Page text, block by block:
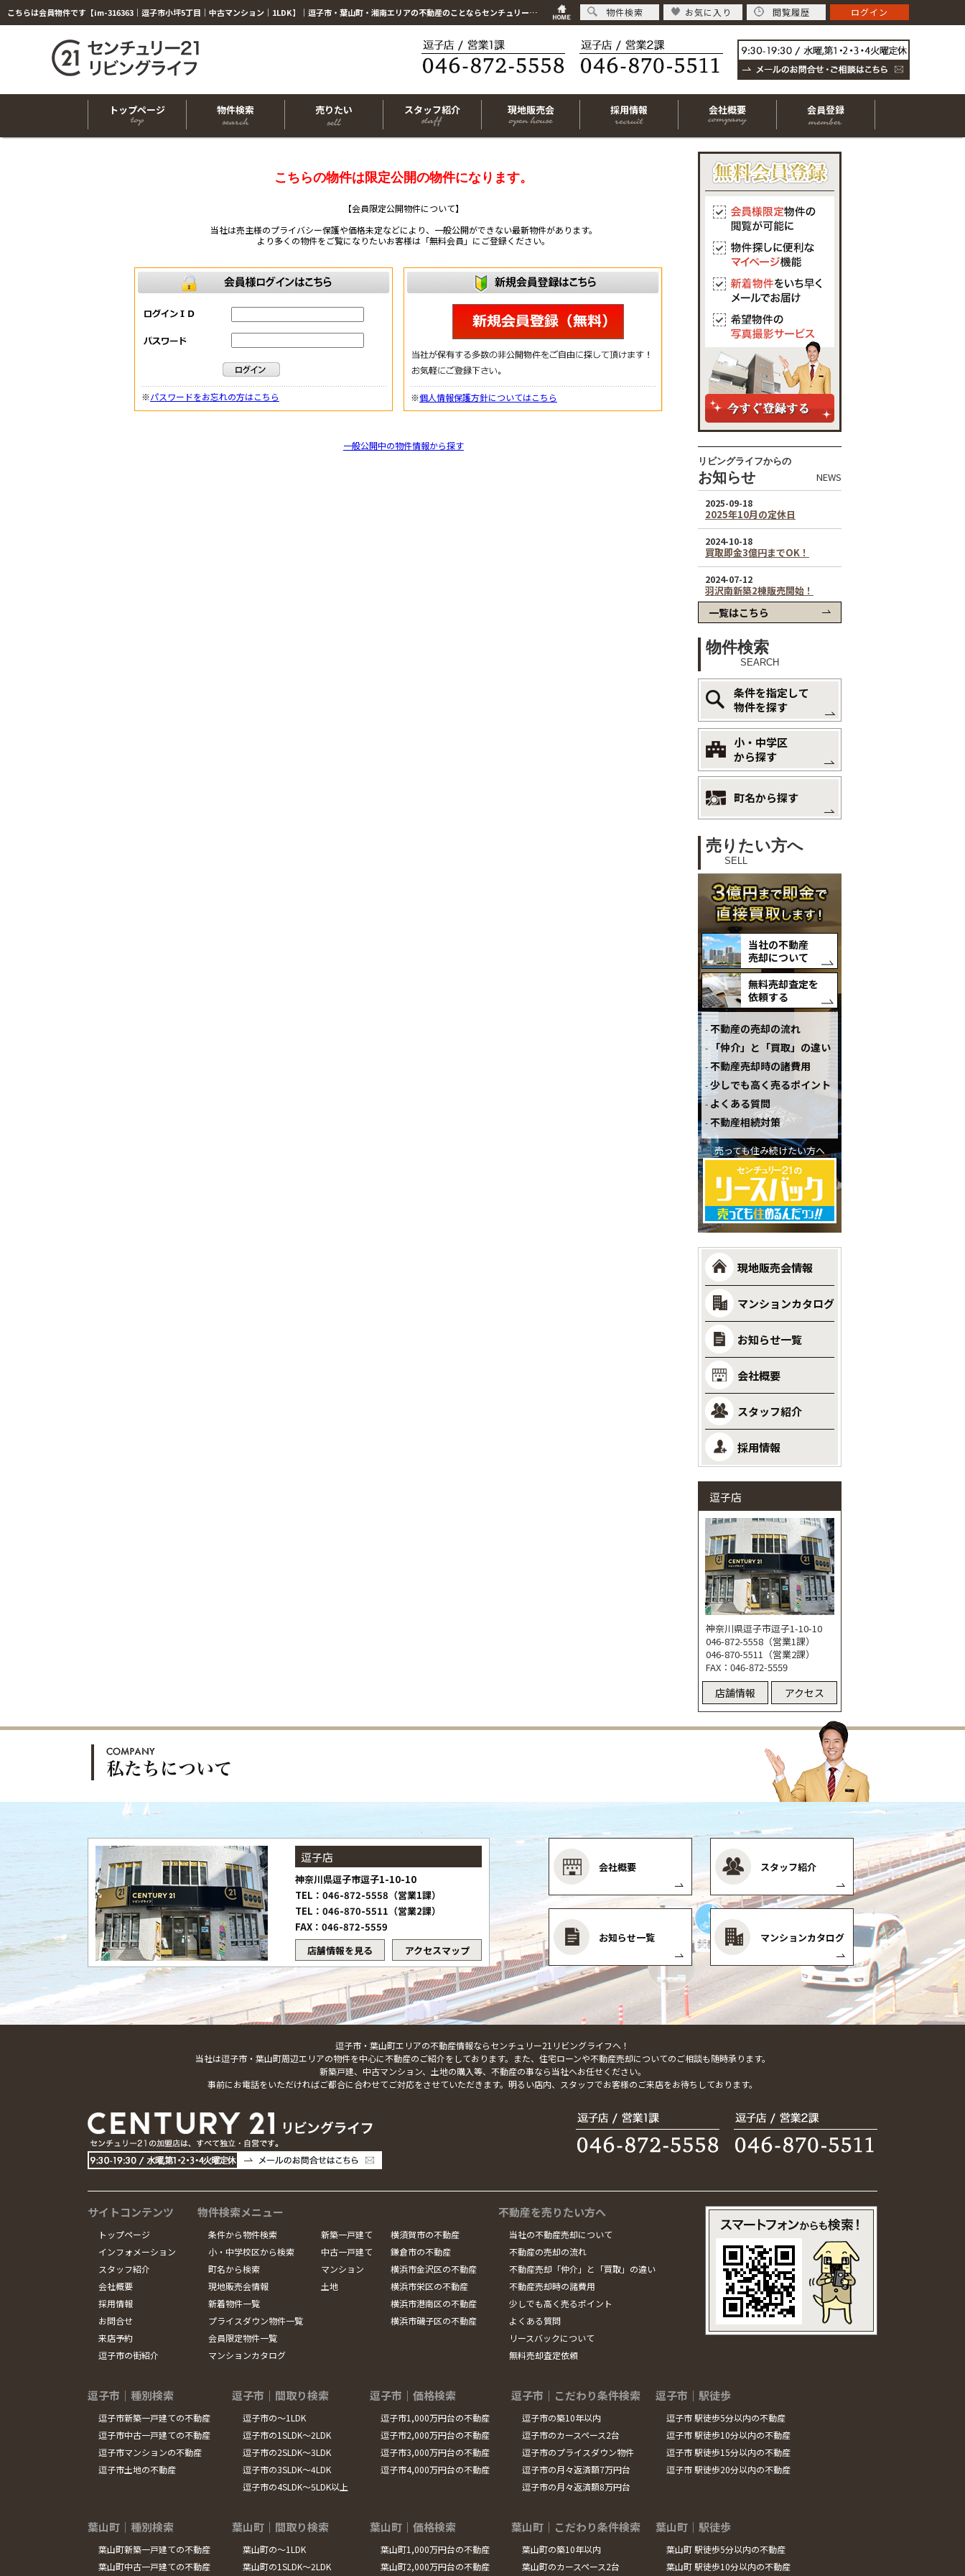
こちらは会員物件です【im-316363｜逗子市小坪5丁目｜中古マンション｜1LDK】｜逗子市・葉山町・湘南エリアの不動産のことならセンチュリー21リビングライフにお任せください！
トップページ 物件検索 売りたい スタッフ紹介 現地販売会 採用情報 会社概要 会員登録
こちらの物件は限定公開の物件になります。
【会員限定公開物件について】
当社は売主様のプライバシー保護や価格未定などにより、一般公開ができない最新物件があります。
より多くの物件をご覧になりたいお客様は「無料会員」にご登録ください。
※パスワードをお忘れの方はこちら ※個人情報保護方針についてはこちら
一般公開中の物件情報から探す
リビングライフからの
お知らせ NEWS
一覧はこちら
物件検索
SEARCH
条件を指定して
物件を探す
小・中学区
から探す
町名から探す
売りたい方へ
SELL
当社の不動産
売却について
無料売却査定を
依頼する
不動産の売却の流れ
「仲介」と「買取」の違い
不動産売却時の諸費用
少しでも高く売るポイント
よくある質問
不動産相続対策
売っても住み続けたい方へ
現地販売会情報
マンションカタログ
お知らせ一覧
会社概要
スタッフ紹介
採用情報
逗子店
神奈川県逗子市逗子1-10-10
046-872-5558（営業1課）
046-870-5511（営業2課）
FAX：046-872-5559
店舗情報 アクセス
逗子店
神奈川県逗子市逗子1-10-10
TEL：046-872-5558（営業1課）
TEL：046-870-5511（営業2課）
FAX：046-872-5559
店舗情報を見る
アクセスマップ
会社概要 スタッフ紹介
お知らせ一覧 マンションカタログ
逗子市・葉山町エリアの不動産情報ならセンチュリー21リビングライフへ！
当社は逗子市・葉山町周辺エリアの物件を中心に不動産のご紹介をしております。また、住宅ローンや不動産売却についてのご相談も随時承ります。
新築戸建、中古マンション、土地の購入等、不動産の事なら当社へお任せください。
事前にお電話をいただければご都合に合わせてご対応をさせていただきます。明るい店内、スタッフでお客様のご来店をお待ちしております。
サイトコンテンツ
トップページ
インフォメーション
スタッフ紹介
会社概要
採用情報
お問合せ
来店予約
逗子市の街紹介
物件検索メニュー
条件から物件検索
小・中学校区から検索
町名から検索
現地販売会情報
新着物件一覧
プライスダウン物件一覧
会員限定物件一覧
マンションカタログ
新築一戸建て
中古一戸建て
マンション
土地
横須賀市の不動産
鎌倉市の不動産
横浜市金沢区の不動産
横浜市栄区の不動産
横浜市港南区の不動産
横浜市磯子区の不動産
不動産を売りたい方へ
当社の不動産売却について
不動産の売却の流れ
不動産売却「仲介」と「買取」の違い
不動産売却時の諸費用
少しでも高く売るポイント
よくある質問
リースバックについて
無料売却査定依頼
逗子市｜種別検索
逗子市新築一戸建ての不動産
逗子市中古一戸建ての不動産
逗子市マンションの不動産
逗子市土地の不動産
逗子市｜間取り検索
逗子市の～1LDK
逗子市の1SLDK～2LDK
逗子市の2SLDK～3LDK
逗子市の3SLDK～4LDK
逗子市の4SLDK～5LDK以上
逗子市｜価格検索
逗子市1,000万円台の不動産
逗子市2,000万円台の不動産
逗子市3,000万円台の不動産
逗子市4,000万円台の不動産
逗子市｜こだわり条件検索
逗子市の築10年以内
逗子市のカースペース2台
逗子市のプライスダウン物件
逗子市の月々返済額7万円台
逗子市の月々返済額8万円台
逗子市｜駅徒歩
逗子市 駅徒歩5分以内の不動産
逗子市 駅徒歩10分以内の不動産
逗子市 駅徒歩15分以内の不動産
逗子市 駅徒歩20分以内の不動産
葉山町｜種別検索
葉山町新築一戸建ての不動産
葉山町中古一戸建ての不動産
葉山町｜間取り検索
葉山町の～1LDK
葉山町の1SLDK～2LDK
葉山町｜価格検索
葉山町1,000万円台の不動産
葉山町2,000万円台の不動産
葉山町｜こだわり条件検索
葉山町の築10年以内
葉山町のカースペース2台
葉山町｜駅徒歩
葉山町 駅徒歩5分以内の不動産
葉山町 駅徒歩10分以内の不動産
物件検索 お気に入り 閲覧履歴 ログイン